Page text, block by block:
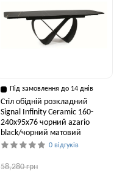
Під замовлення до 14 днів
Стіл обідній розкладний
Signal Infinity Ceramic 160-
240x95x76 чорний azario
black/чорний матовий
0 відгуків
58,280 грн